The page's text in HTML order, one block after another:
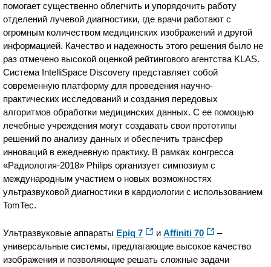
помогает существенно облегчить и упорядочить работу
отделений лучевой диагностики, где врачи работают с
огромным количеством медицинских изображений и другой
информацией. Качество и надежность этого решения было не
раз отмечено высокой оценкой рейтингового агентства KLAS.
Система IntelliSpace Discovery представляет собой
современную платформу для проведения научно-
практических исследований и создания передовых
алгоритмов обработки медицинских данных. С ее помощью
лечебные учреждения могут создавать свои прототипы
решений по анализу данных и обеспечить трансфер
инноваций в ежедневную практику. В рамках конгресса
«Радиология-2018» Philips организует симпозиум с
международным участием о новых возможностях
ультразвуковой диагностики в кардиологии с использованием
TomTec.
Ультразвуковые аппараты Epiq 7 иAffiniti 70
–
универсальные системы, предлагающие высокое качество
изображения и позволяющие решать сложные задачи